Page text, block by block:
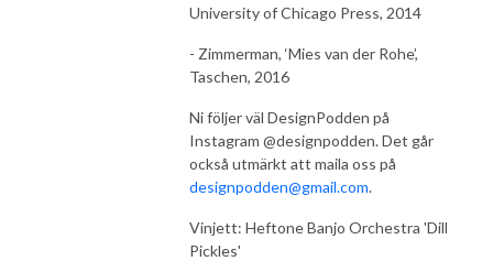
University of Chicago Press, 2014
- Zimmerman, ‘Mies van der Rohe’,
Taschen, 2016
Ni följer väl DesignPodden på
Instagram @designpodden. Det går
också utmärkt att maila oss på
designpodden@gmail.com.
Vinjett: Heftone Banjo Orchestra 'Dill
Pickles'